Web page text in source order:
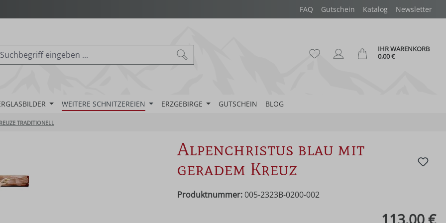
FAQ Gutschein Katalog Newsletter
Du hast 0 Produkte auf dem
IHR WARENKORB
0,00 €
WEITERE SCHNITZEREIEN ERZGEBIRGE GUTSCHEIN BLOG
TRADITIONELL
Alpenchristus blau mit
geradem Kreuz
Produktnummer: 005-2323B-0200-002
113,00 €